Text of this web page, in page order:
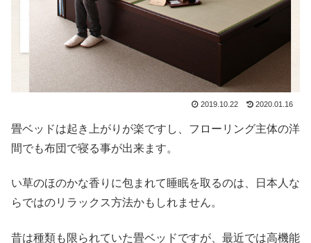
2019.10.22 2020.01.16
畳ベッドは起き上がりが楽ですし、フローリング主体の洋
間でも布団で寝る事が出来ます。
い草のほのかな香りに包まれて睡眠を取るのは、日本人な
らではのリラックス方法かもしれません。
昔は種類も限られていた畳ベッドですが、最近では高機能